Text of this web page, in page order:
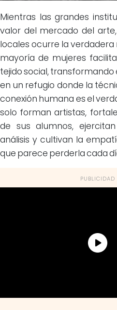
Mientras las grandes
valor del mercado del
locales ocurre la verdadera
mayoría de mujeres
tejido social, transformando
en un refugio donde la
conexión humana es el
solo forman artistas,
de sus alumnos,
análisis y cultivan la
que parece perderla cada
PUBLICIDAD